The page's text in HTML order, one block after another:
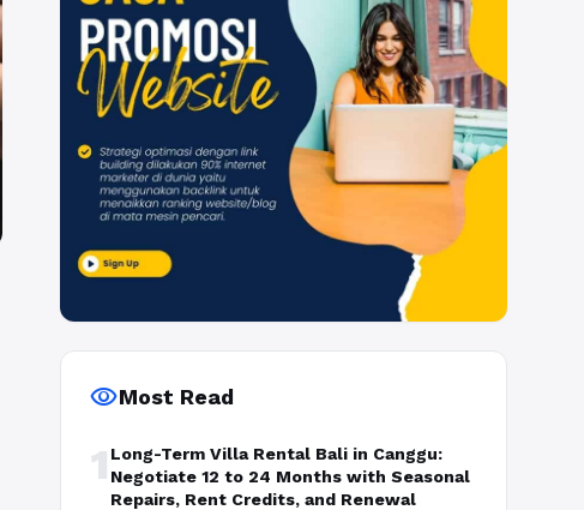
visibilityMost Read
1 Long-Term Villa Rental Bali in Canggu:
Negotiate 12 to 24 Months with Seasonal
Repairs, Rent Credits, and Renewal